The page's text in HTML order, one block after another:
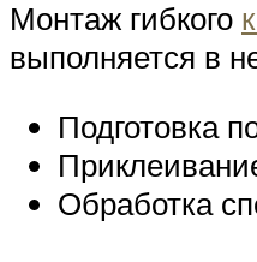
Монтаж гибкого
выполняется в
Подготовка
Обработка